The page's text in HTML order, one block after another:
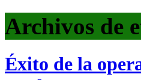
Archivos de
Éxito de la